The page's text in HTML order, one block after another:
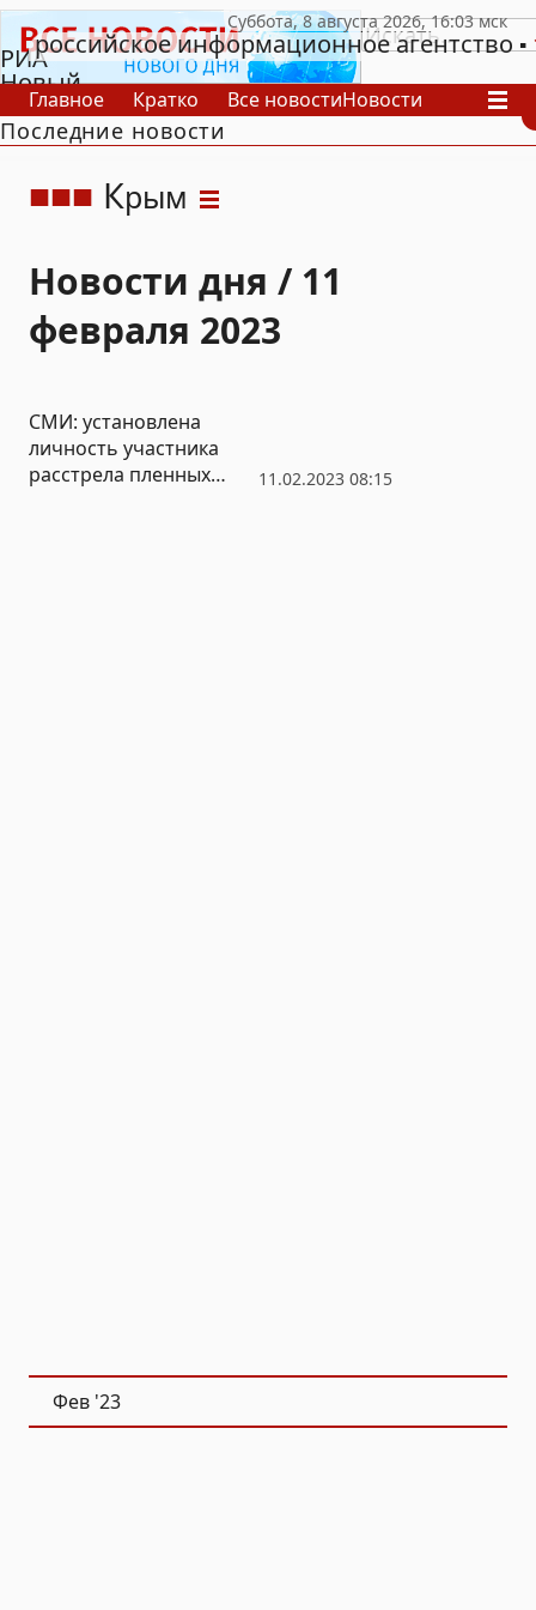
РИА
Новый
День
российское информационное агентство
Главное Кратко Все новостиНовости
В России
В мире
Последние новости
Крым
Новости дня / 11
февраля 2023
11.02.2023 08:15
СМИ: установлена
личность участника
расстрела пленных
Фев '23